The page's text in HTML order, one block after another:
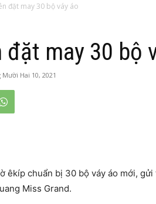
đặt may 30 bộ váy áo
đặt may 30 bộ
Mười Hai 10, 2021
êkíp chuẩn bị 30 bộ váy áo mới,
Miss Grand.